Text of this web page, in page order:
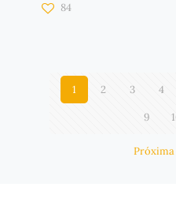
84
1 2 3 4
9
Próxima